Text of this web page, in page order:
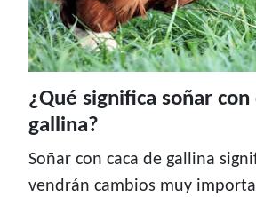
¿Qué significa soñar con
gallina?
Soñar con caca de gallina
vendrán cambios muy